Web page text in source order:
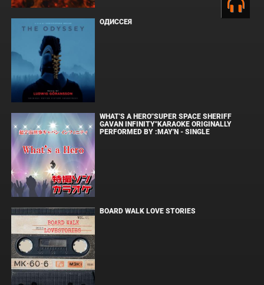
ОДИССЕЯ
WHAT'S A HERO"SUPER SPACE SHERIFF
GAVAN INFINITY"KARAOKE ORIGINALLY
PERFORMED BY :MAY'N - SINGLE
BOARD WALK LOVE STORIES